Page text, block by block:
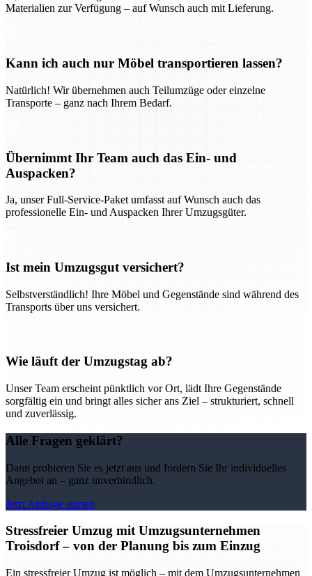
Materialien zur Verfügung – auf Wunsch auch mit Lieferung.
Kann ich auch nur Möbel transportieren lassen?
Natürlich! Wir übernehmen auch Teilumzüge oder einzelne
Transporte – ganz nach Ihrem Bedarf.
Übernimmt Ihr Team auch das Ein- und
Auspacken?
Ja, unser Full-Service-Paket umfasst auf Wunsch auch das
professionelle Ein- und Auspacken Ihrer Umzugsgüter.
Ist mein Umzugsgut versichert?
Selbstverständlich! Ihre Möbel und Gegenstände sind während des
Transports über uns versichert.
Wie läuft der Umzugstag ab?
Unser Team erscheint pünktlich vor Ort, lädt Ihre Gegenstände
sorgfältig ein und bringt alles sicher ans Ziel – strukturiert, schnell
und zuverlässig.
Alle Fragen geklärt?
Dann probieren Sie es jetzt aus und fordern Sie Ihr individuelles
Angebot an – ganz unverbindlich.
Jetzt Anfrage starten
Stressfreier Umzug mit Umzugsunternehmen
Troisdorf – von der Planung bis zum Einzug
Ein stressfreier Umzug ist möglich – mit dem Umzugsunternehmen